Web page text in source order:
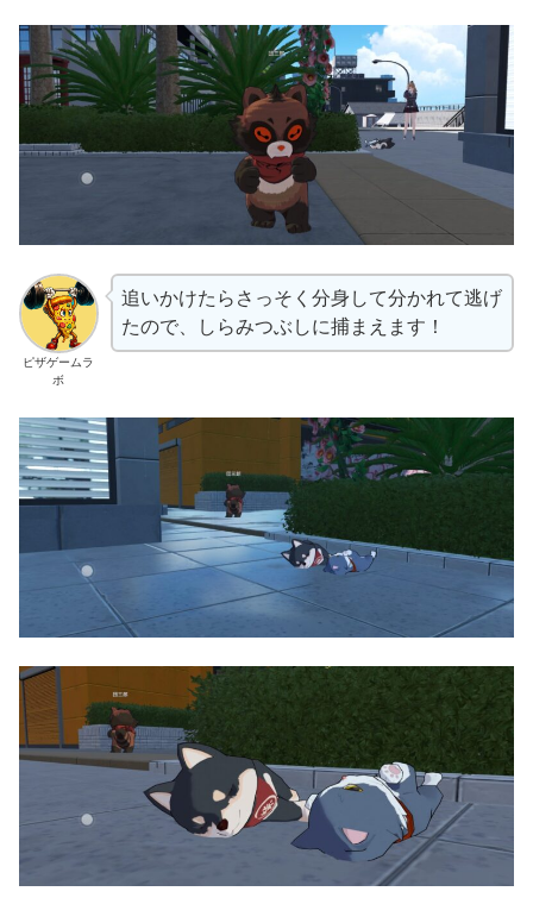
ピザゲームラ
ボ
追いかけたらさっそく分身して分かれて逃げ
たので、しらみつぶしに捕まえます！